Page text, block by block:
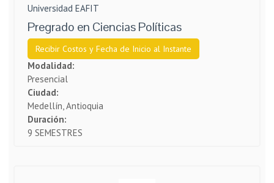
Universidad EAFIT
Pregrado en Ciencias Políticas
Recibir Costos y Fecha de Inicio al Instante
Modalidad:
Presencial
Ciudad:
Medellín, Antioquia
Duración:
9 SEMESTRES